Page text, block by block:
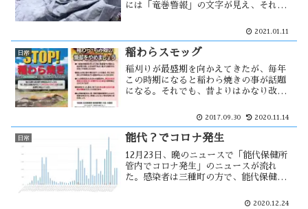
には「竜巻警報」の文字が見え、それか
で外は吹雪模様になっていた。更にその
様に。その時能代市では停電が・・・
2021.01.11
日常 稲わらスモッグ
稲刈りが最盛期を向かえてきたが、毎年
この時期になると稲わら焼きの事が話題
になる。それでも、昔よりはかなり改善
れた元にあるのは、農業の機械化が進ん
わらや籾殻を活用する手段が・・
2017.09.30 2020.11.14
日常 能代？でコロナ発生
12月23日、晩のニュースで「能代保健所
管内でコロナ発生」のニュースが流れ
た。感染者は三種町の方で、能代保健所
染経路は不明で、最近は県外に出た事も
2020.12.24